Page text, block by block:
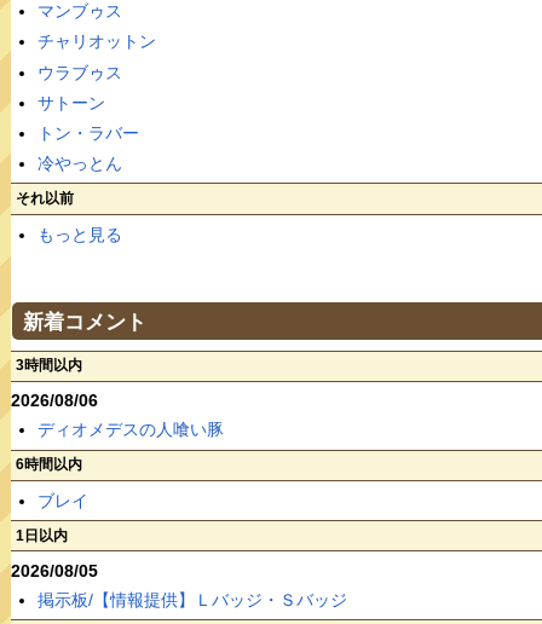
マンブゥス
チャリオットン
ウラブゥス
サトーン
トン・ラバー
冷やっとん
それ以前
もっと見る
新着コメント
3時間以内
2026/08/06
ディオメデスの人喰い豚
6時間以内
ブレイ
1日以内
2026/08/05
掲示板/【情報提供】Ｌバッジ・Ｓバッジ